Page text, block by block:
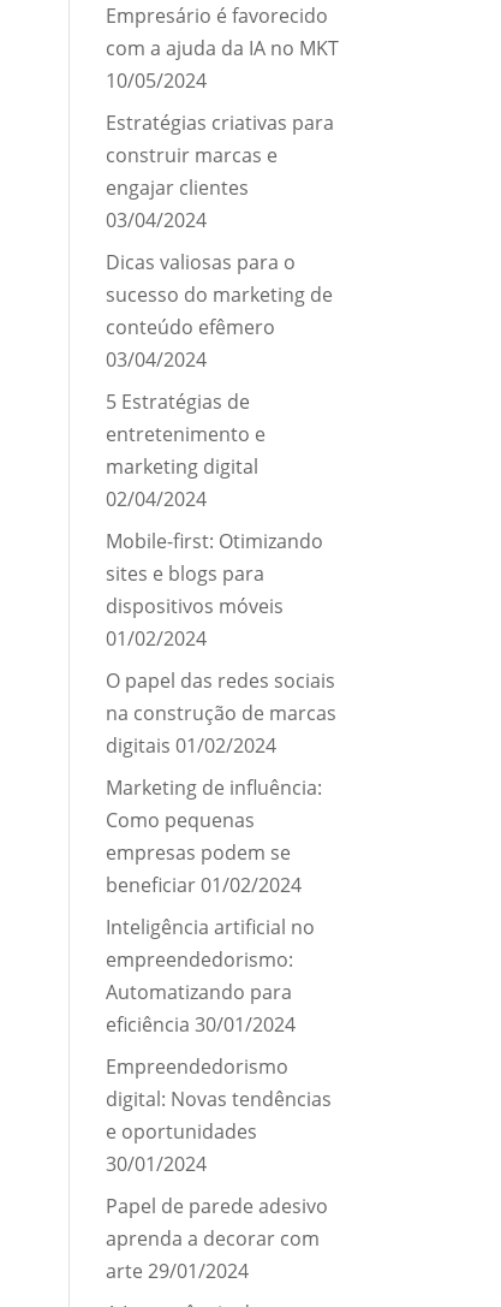
Empresário é favorecido
com a ajuda da IA no MKT
10/05/2024
Estratégias criativas para
construir marcas e
engajar clientes
03/04/2024
Dicas valiosas para o
sucesso do marketing de
conteúdo efêmero
03/04/2024
5 Estratégias de
entretenimento e
marketing digital
02/04/2024
Mobile-first: Otimizando
sites e blogs para
dispositivos móveis
01/02/2024
O papel das redes sociais
na construção de marcas
digitais 01/02/2024
Marketing de influência:
Como pequenas
empresas podem se
beneficiar01/02/2024
Inteligência artificial no
empreendedorismo:
Automatizando para
eficiência 30/01/2024
Empreendedorismo
digital: Novas tendências
e oportunidades
30/01/2024
Papel de parede adesivo
aprenda a decorar com
arte 29/01/2024